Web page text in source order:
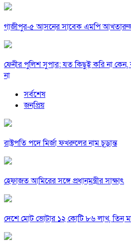
গাজীপুর-৫ আসনের সাবেক এমপি
ফেনীর পুলিশ সুপার; যত কিছুই করি না কেন,
না
সর্বশেষ
জনপ্রিয়
রাষ্ট্রপতি পদে মির্জা ফখরুলের নাম চূড়ান্ত
হেফাজত আমিরের সঙ্গে প্রধানমন্ত্রীর সাক্ষাৎ
দেশে মোট ভোটার ১২ কোটি ৮৬ লাখ, তিন